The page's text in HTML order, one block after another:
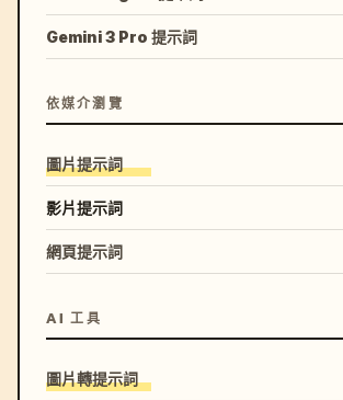
Gemini 3 Pro 提示詞
依媒介瀏覽
圖片提示詞
影片提示詞
網頁提示詞
AI 工具
圖片轉提示詞